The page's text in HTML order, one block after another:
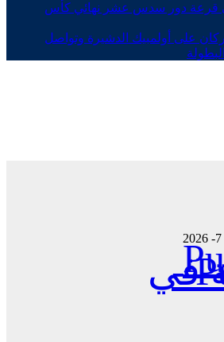
قرعة دور سدس عشر نهائي كأس
على أولمبيك الدشيرة وتواصل